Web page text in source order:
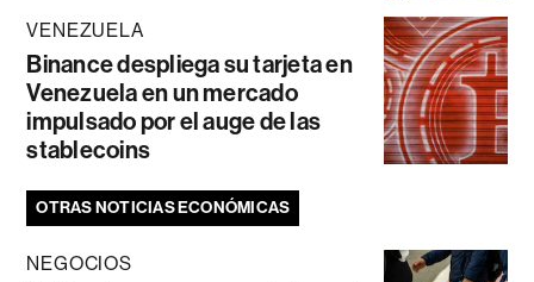
VENEZUELA
Binance despliega su tarjeta en
Venezuela en un mercado
impulsado por el auge de las
stablecoins
OTRAS NOTICIAS ECONÓMICAS
NEGOCIOS